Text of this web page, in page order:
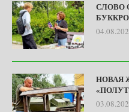
СЛОВО
НОВАЯ